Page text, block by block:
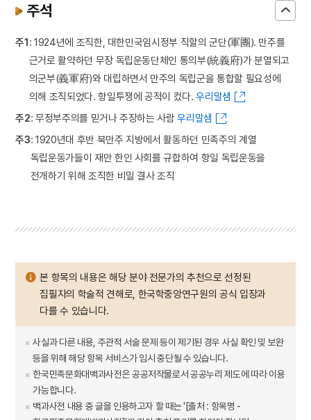
주석
주1: 1924년에 조직한, 대한민국임시정부 직할의 군단(軍團). 만주를
근거로 활약하던 무장 독립운동단체인 통의부(統義府)가 분열되고
의군부(義軍府)와 대립하면서 만주의 독립군을 통합할 필요성에
의해 조직되었다. 항일투쟁에 공적이 컸다.우리말샘
주2: 무정부주의를 믿거나 주장하는 사람우리말샘
주3: 1920년대 후반 북만주 지방에서 활동하던 민족주의 계열
독립운동가들이 재만 한인 사회를 규합하여 항일 독립운동을
전개하기 위해 조직한 비밀 결사 조직
본 항목의 내용은 해당 분야 전문가의 추천으로 선정된
집필자의 학술적 견해로, 한국학중앙연구원의 공식 입장과
다를 수 있습니다.
사실과 다른 내용, 주관적 서술 문제 등이 제기된 경우 사실 확인 및 보완
등을 위해 해당 항목 서비스가 임시 중단될 수 있습니다.
한국민족문화대백과사전은 공공저작물로서 공공누리 제도에 따라 이용
가능합니다.
백과사전 내용 중 글을 인용하고자 할 때는 '[출처 : 항목명 -